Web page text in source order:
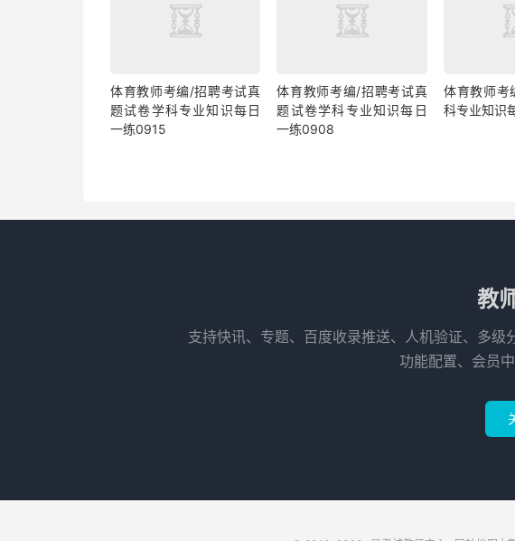
体育教师考编/招聘考试真
题试卷学科专业知识每日
一练0915
体育教师考编/招聘考试真
题试卷学科专业知识每日
一练0908
体育教师考
科专业知识
教
支持快讯、专题、百度收录推送、人机验证、多
功能配置、会员